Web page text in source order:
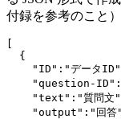
付録を参考のこと）
{
"ID" : "データID"
"question-ID" :
"text" : "質問文"
"output" : "回答"